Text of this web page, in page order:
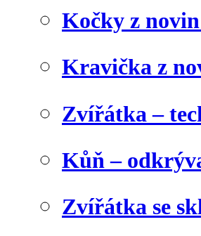
Kočky z novin
Kravička z
Zvířátka –
Kůň –
Zvířátka se